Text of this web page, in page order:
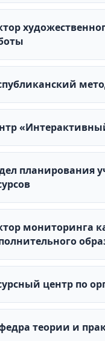
планирования
мониторинга
центр по
теории и